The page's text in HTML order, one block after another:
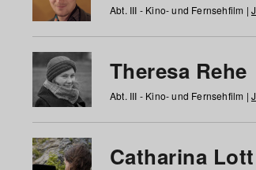
Abt. III - Kino- und Fernsehfilm |
Theresa Rehe
Abt. III - Kino- und Fernsehfilm |
Catharina Lott